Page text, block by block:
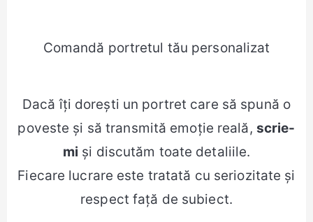
Comandă portretul tău personalizat
Dacă îți dorești un portret care să spună o
poveste și să transmită emoție reală, scrie-
mi și discutăm toate detaliile.
Fiecare lucrare este tratată cu seriozitate și
respect față de subiect.